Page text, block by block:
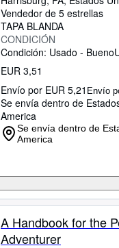
Vendedor de 5 estrellas
TAPA BLANDA
CONDICIÓN
Condición: Usado - Bueno
EUR 3,51
Envío por EUR 5,21 Envío
Se envía dentro de
America
Se envía dentro de
America
A Handbook for the
Adventurer